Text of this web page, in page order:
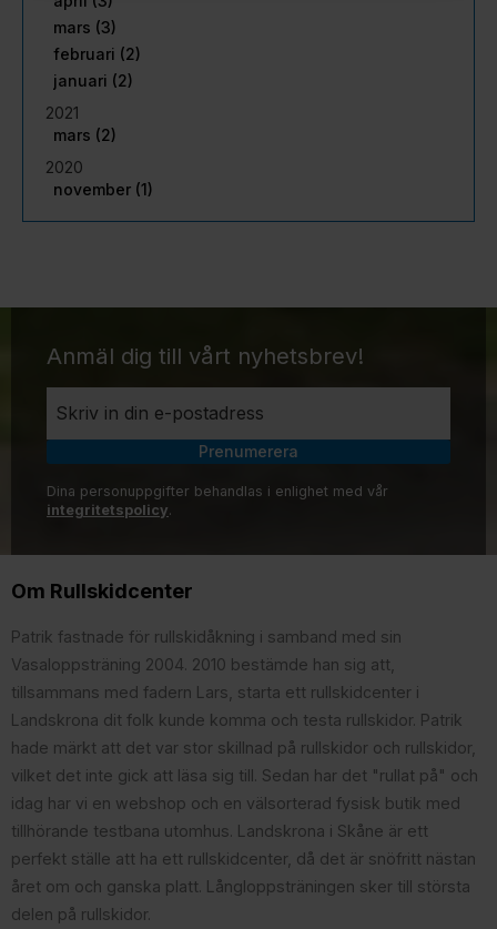
mars (3)
februari (2)
januari (2)
2021
mars (2)
2020
november (1)
Anmäl dig till vårt nyhetsbrev!
Prenumerera
Dina personuppgifter behandlas i enlighet med vår
integritetspolicy.
Om Rullskidcenter
Patrik fastnade för rullskidåkning i samband med sin
Vasaloppsträning 2004. 2010 bestämde han sig att,
tillsammans med fadern Lars, starta ett rullskidcenter i
Landskrona dit folk kunde komma och testa rullskidor. Patrik
hade märkt att det var stor skillnad på rullskidor och rullskidor,
vilket det inte gick att läsa sig till. Sedan har det "rullat på" och
idag har vi en webshop och en välsorterad fysisk butik med
tillhörande testbana utomhus. Landskrona i Skåne är ett
perfekt ställe att ha ett rullskidcenter, då det är snöfritt nästan
året om och ganska platt. Långloppsträningen sker till största
delen på rullskidor.